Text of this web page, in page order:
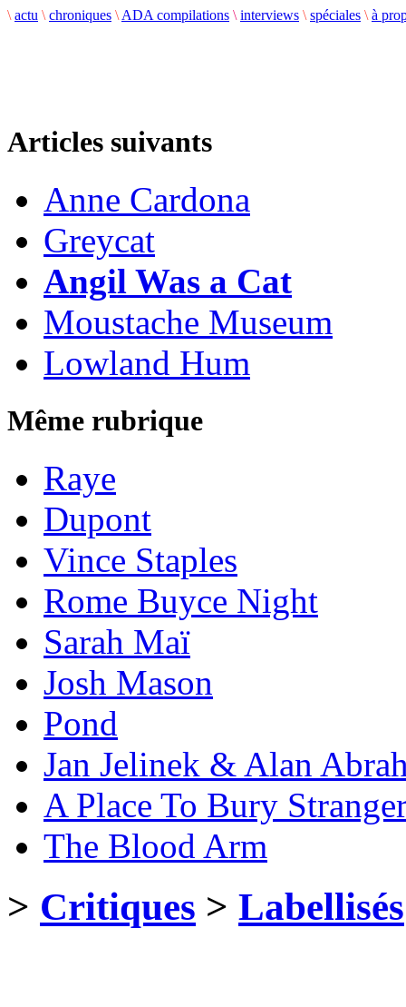
\ actu \ chroniques \ ADA compilations \ interviews \ spéciales \ à
Articles suivants
Anne Cardona
Greycat
Angil Was a Cat
Moustache Museum
Lowland Hum
Même rubrique
Raye
Dupont
Vince Staples
Rome Buyce Night
Sarah Maï
Josh Mason
Pond
Jan Jelinek & Alan
A Place To Bury
The Blood Arm
> Critiques > Labellisés